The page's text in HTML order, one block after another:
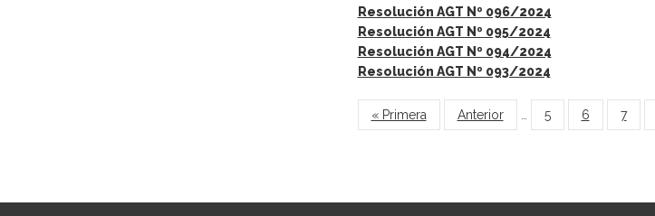
Resolución AGT Nº 096/2024
Resolución AGT Nº 095/2024
Resolución AGT Nº 094/2024
Resolución AGT Nº 093/2024
Páginas
« Primera Anterior 5 6 7